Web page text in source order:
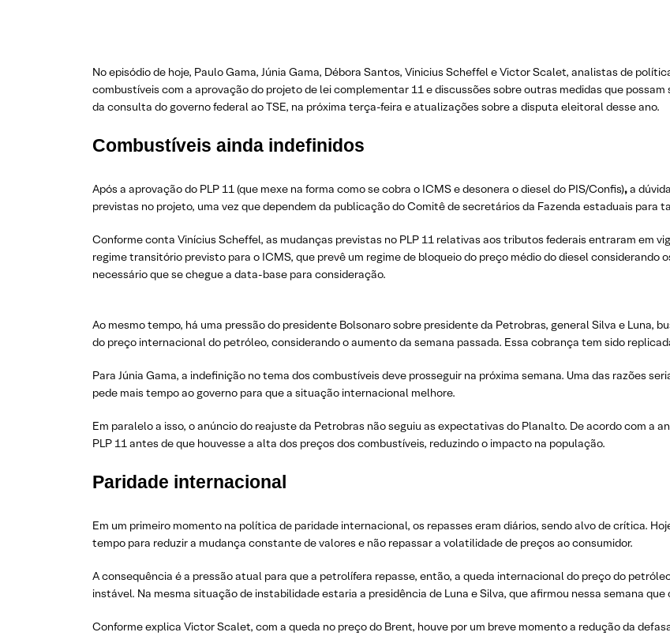
No episódio de hoje, Paulo Gama, Júnia Gama, Débora Santos, Vinicius Scheffel e Victor Scalet, analistas de
combustíveis com a aprovação do projeto de lei complementar 11 e discussões sobre outras medidas que possam
da consulta do governo federal ao TSE, na próxima terça-feira e atualizações sobre a disputa eleitoral desse ano.
Combustíveis ainda indefinidos
Após a aprovação do PLP 11 (que mexe na forma como se cobra o ICMS e desonera o diesel do PIS/Confis),a
previstas no projeto, uma vez que dependem da publicação do Comitê de secretários da Fazenda estaduais para
Conforme conta Vinícius Scheffel, as mudanças previstas no PLP 11 relativas aos tributos federais entraram em
regime transitório previsto para o ICMS, que prevê um regime de bloqueio do preço médio do diesel considerando
necessário que se chegue a data-base para consideração.
Ao mesmo tempo, há uma pressão do presidente Bolsonaro sobre presidente da Petrobras, general Silva e Luna,
do preço internacional do petróleo, considerando o aumento da semana passada. Essa cobrança tem sido
Para Júnia Gama, a indefinição no tema dos combustíveis deve prosseguir na próxima semana. Uma das razões
pede mais tempo ao governo para que a situação internacional melhore.
Em paralelo a isso, o anúncio do reajuste da Petrobras não seguiu as expectativas do Planalto. De acordo com a
PLP 11 antes de que houvesse a alta dos preços dos combustíveis, reduzindo o impacto na população.
Paridade internacional
Em um primeiro momento na política de paridade internacional, os repasses eram diários, sendo alvo de crítica.
tempo para reduzir a mudança constante de valores e não repassar a volatilidade de preços ao consumidor.
A consequência é a pressão atual para que a petrolífera repasse, então, a queda internacional do preço do
instável. Na mesma situação de instabilidade estaria a presidência de Luna e Silva, que afirmou nessa semana
Conforme explica Victor Scalet, com a queda no preço do Brent, houve por um breve momento a redução da